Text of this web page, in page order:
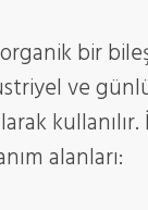
bir
ve
alanları: